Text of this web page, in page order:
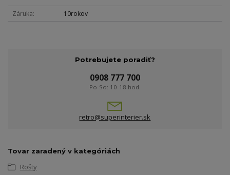
Záruka 10rokov
Potrebujete poradiť?
0908 777 700
Po-So: 10-18 hod.
retro@superinterier.sk
Tovar zaradený v kategóriách
Rošty